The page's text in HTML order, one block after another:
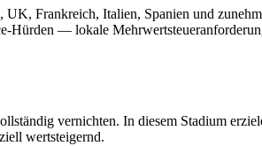
Frankreich, Italien, Spanien und
Hürden — lokale
vernichten. In diesem Stadium
wertsteigernd.